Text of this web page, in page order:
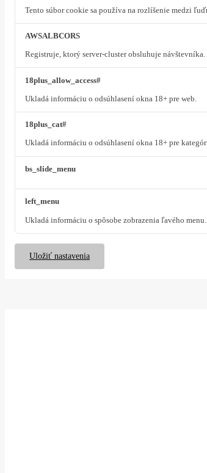
Tento súbor cookie sa používa na rozlíšenie medzi
AWSALBCORS
Registruje, ktorý server-cluster obsluhuje
18plus_allow_access#
Ukladá informáciu o odsúhlasení okna 18+ pre web.
18plus_cat#
Ukladá informáciu o odsúhlasení okna 18+ pre
bs_slide_menu
left_menu
Ukladá informáciu o spôsobe zobrazenia ľavého menu.
Uložiť nastavenia